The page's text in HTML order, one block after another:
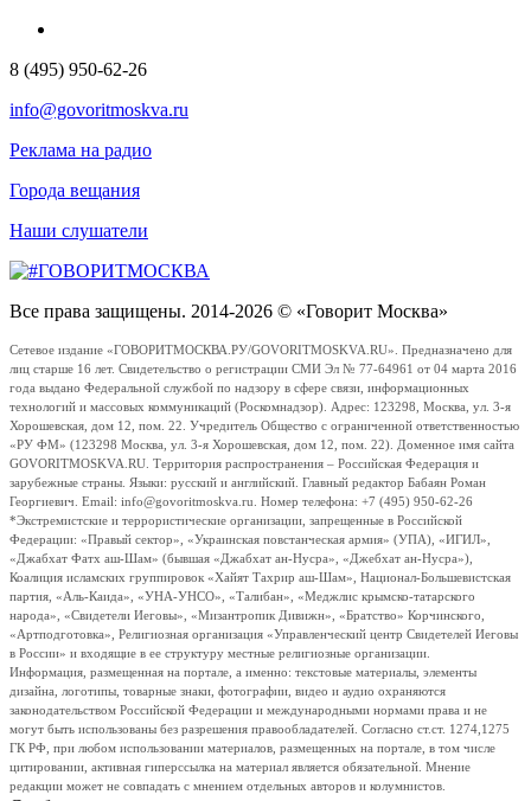
8 (495) 950-62-26
info@govoritmoskva.ru
Реклама на радио
Города вещания
Наши слушатели
Все права защищены. 2014-2026 © «Говорит Москва»
Сетевое издание «ГОВОРИТМОСКВА.РУ/GOVORITMOSKVA.RU». Предназначено для
лиц старше 16 лет. Свидетельство о регистрации СМИ Эл № 77-64961 от 04 марта 2016
года выдано Федеральной службой по надзору в сфере связи, информационных
технологий и массовых коммуникаций (Роскомнадзор). Адрес: 123298, Москва, ул. 3-я
Хорошевская, дом 12, пом. 22. Учредитель Общество с ограниченной ответственностью
«РУ ФМ» (123298 Москва, ул. 3-я Хорошевская, дом 12, пом. 22). Доменное имя сайта
GOVORITMOSKVA.RU. Территория распространения – Российская Федерация и
зарубежные страны. Языки: русский и английский. Главный редактор Бабаян Роман
Георгиевич. Email: info@govoritmoskva.ru. Номер телефона: +7 (495) 950-62-26
*Экстремистские и террористические организации, запрещенные в Российской
Федерации: «Правый сектор», «Украинская повстанческая армия» (УПА), «ИГИЛ»,
«Джабхат Фатх аш-Шам» (бывшая «Джабхат ан-Нусра», «Джебхат ан-Нусра»),
Коалиция исламских группировок «Хайят Тахрир аш-Шам», Национал-Большевистская
партия, «Аль-Каида», «УНА-УНСО», «Талибан», «Меджлис крымско-татарского
народа», «Свидетели Иеговы», «Мизантропик Дивижн», «Братство» Корчинского,
«Артподготовка», Религиозная организация «Управленческий центр Свидетелей Иеговы
в России» и входящие в ее структуру местные религиозные организации.
Информация, размещенная на портале, а именно: текстовые материалы, элементы
дизайна, логотипы, товарные знаки, фотографии, видео и аудио охраняются
законодательством Российской Федерации и международными нормами права и не
могут быть использованы без разрешения правообладателей. Согласно ст.ст. 1274,1275
ГК РФ, при любом использовании материалов, размещенных на портале, в том числе
цитировании, активная гиперссылка на материал является обязательной. Мнение
редакции может не совпадать с мнением отдельных авторов и колумнистов.